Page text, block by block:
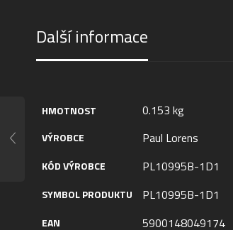
Další informace
HMOTNOST 0.153 kg
VÝROBCE Paul Lorens
KÓD VÝROBCE PL10995B-1D1
SYMBOL PRODUKTU PL10995B-1D1
EAN 5900148049174